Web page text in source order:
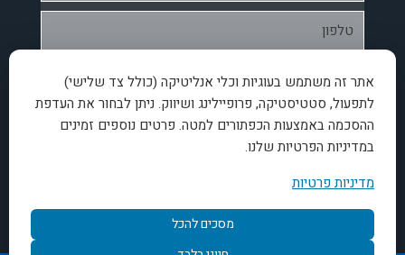
שלח/י
אתר זה משתמש בעוגיות וכלי אנליטיקה (כולל צד שלישי)
לתפעול, סטטיסטיקה, פרופיילינג ושיווק. ניתן לבחור את העדפת
ההסכמה באמצעות הכפתורים למטה. פרטים נוספים זמינים
במדיניות הפרטיות שלנו.
מדיניות פרטיות
מסכים להכל